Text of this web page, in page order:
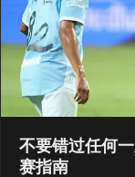
不要错过任何
赛指南